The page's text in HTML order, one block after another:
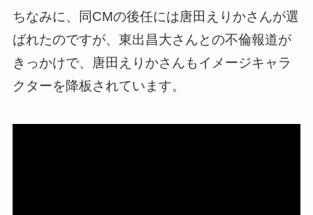
ちなみに、同CMの後任には唐田えりかさんが選
ばれたのですが、東出昌大さんとの不倫報道が
きっかけで、唐田えりかさんもイメージキャラ
クターを降板されています。